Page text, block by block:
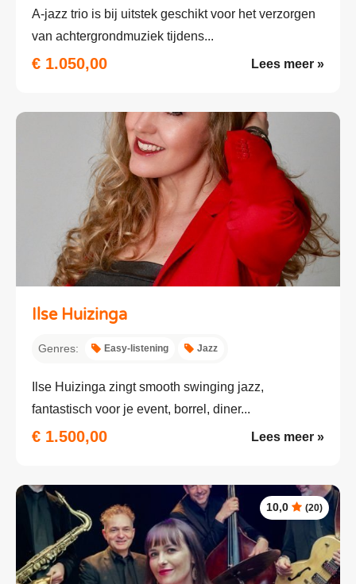
A-jazz trio is bij uitstek geschikt voor het verzorgen
van achtergrondmuziek tijdens...
€ 1.050,00 Lees meer »
Ilse Huizinga
Genres: Easy-listening Jazz
Ilse Huizinga zingt smooth swinging jazz,
fantastisch voor je event, borrel, diner...
€ 1.500,00 Lees meer »
10,0 (20)